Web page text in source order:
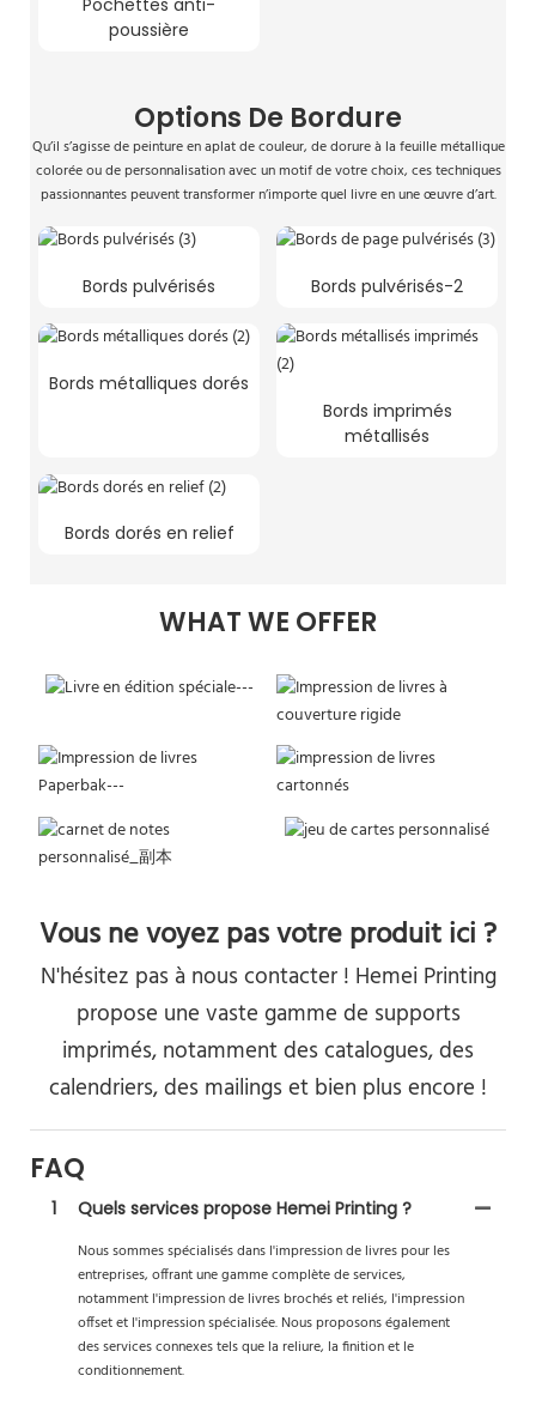
poussière
Options De Bordure
Qu’il s’agisse de peinture en aplat de couleur, de dorure à la feuille métallique
colorée ou de personnalisation avec un motif de votre choix, ces techniques
passionnantes peuvent transformer n’importe quel livre en une œuvre d’art.
Bords pulvérisés Bords pulvérisés-2
Bords métalliques dorés
Bords imprimés
métallisés
Bords dorés en relief
WHAT WE OFFER
Vous ne voyez pas votre produit ici ?
N'hésitez pas à nous contacter ! Hemei Printing
propose une vaste gamme de supports
imprimés, notamment des catalogues, des
calendriers, des mailings et bien plus encore !
FAQ
1
Quels services propose Hemei Printing ?
Nous sommes spécialisés dans l'impression de livres pour les
entreprises, offrant une gamme complète de services,
notamment l'impression de livres brochés et reliés, l'impression
offset et l'impression spécialisée. Nous proposons également
des services connexes tels que la reliure, la finition et le
conditionnement.